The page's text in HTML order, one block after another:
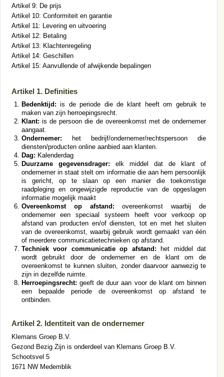
Artikel 9: De prijs
Artikel 10: Conformiteit en garantie
Artikel 11: Levering en uitvoering
Artikel 12: Betaling
Artikel 13: Klachtenregeling
Artikel 14: Geschillen
Artikel 15: Aanvullende of afwijkende bepalingen
Artikel 1. Definities
Bedenktijd: is de periode die de klant heeft om gebruik te
maken van zijn herroepingsrecht.
Klant: is de persoon die de overeenkomst met de ondernemer
aangaat.
Ondernemer: het bedrijf/ondernemer/rechtspersoon die
diensten/producten online aanbied aan klanten.
Dag: Kalenderdag
Duurzame gegevensdrager: elk middel dat de klant of
ondernemer in staat stelt om informatie die aan hem persoonlijk
is gericht, op te slaan op een manier die toekomstige
raadpleging en ongewijzigde reproductie van de opgeslagen
informatie mogelijk maakt
Overeenkomst op afstand: overeenkomst waarbij de
ondernemer een speciaal systeem heeft voor verkoop op
afstand van producten en/of diensten, tot en met het sluiten
van de overeenkomst, waarbij gebruik wordt gemaakt van één
of meerdere communicatietechnieken op afstand.
Techniek voor communicatie op afstand: het middel dat
wordt gebruikt door de ondernemer en de klant om de
overeenkomst te kunnen sluiten, zonder daarvoor aanwezig te
zijn in dezelfde ruimte.
Herroepingsrecht: geeft de duur aan voor de klant om binnen
een bepaalde periode de overeenkomst op afstand te
ontbinden.
Artikel 2. Identiteit van de ondernemer
Klemans Groep B.V.
Gezond Bezig Zijn is onderdeel van Klemans Groep B.V.
Schootsvel 5
1671 NW Medemblik